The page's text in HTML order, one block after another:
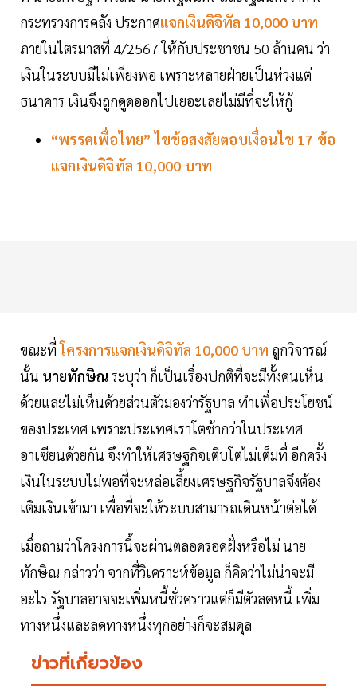
กระทรวงการคลัง ประกาศแจกเงินดิจิทัล 10,000 บาท
ภายในไตรมาสที่ 4/2567 ให้กับประชาชน 50 ล้านคน ว่า
เงินในระบบมีไม่เพียงพอ เพราะหลายฝ่ายเป็นห่วงแต่
ธนาคาร เงินจึงถูกดูดออกไปเยอะเลยไม่มีที่จะให้กู้
“พรรคเพื่อไทย” ไขข้อสงสัยตอบเงื่อนไข 17 ข้อ
แจกเงินดิจิทัล 10,000 บาท
ขณะที่โครงการแจกเงินดิจิทัล 10,000 บาท ถูกวิจารณ์
นั้น นายทักษิณ ระบุว่า ก็เป็นเรื่องปกติที่จะมีทั้งคนเห็น
ด้วยและไม่เห็นด้วยส่วนตัวมองว่ารัฐบาล ทำเพื่อประโยชน์
ของประเทศ เพราะประเทศเราโตช้ากว่าในประเทศ
อาเซียนด้วยกัน จึงทำให้เศรษฐกิจเติบโตไม่เต็มที่ อีกครั้ง
เงินในระบบไม่พอที่จะหล่อเลี้ยงเศรษฐกิจรัฐบาลจึงต้อง
เติมเงินเข้ามา เพื่อที่จะให้ระบบสามารถเดินหน้าต่อได้
เมื่อถามว่าโครงการนี้จะผ่านตลอดรอดฝั่งหรือไม่ นาย
ทักษิณ กล่าวว่า จากที่วิเคราะห์ข้อมูล ก็คิดว่าไม่น่าจะมี
อะไร รัฐบาลอาจจะเพิ่มหนี้ชั่วคราวแต่ก็มีตัวลดหนี้ เพิ่ม
ทางหนึ่งและลดทางหนึ่งทุกอย่างก็จะสมดุล
ข่าวที่เกี่ยวข้อง